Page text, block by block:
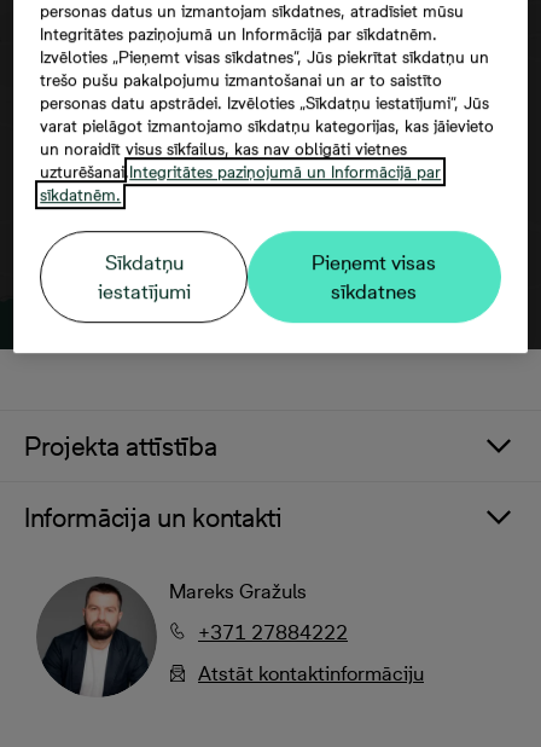
Google maps trešās puses datu
izmantošana
Projekta attīstība
Informācija un kontakti
Mareks Gražuls
+371 27884222
Atstāt kontaktinformāciju
personas datus un izmantojam sīkdatnes, atradīsiet mūsu
Integritātes paziņojumā un Informācijā par sīkdatnēm.
Izvēloties „Pieņemt visas sīkdatnes”, Jūs piekrītat sīkdatņu un
trešo pušu pakalpojumu izmantošanai un ar to saistīto
personas datu apstrādei. Izvēloties „Sīkdatņu iestatījumi”, Jūs
varat pielāgot izmantojamo sīkdatņu kategorijas, kas jāievieto
un noraidīt visus sīkfailus, kas nav obligāti vietnes
uzturēšanai.Integritātes paziņojumā un Informācijā par
sīkdatnēm.
Sīkdatņu
iestatījumi
Pieņemt visas
sīkdatnes